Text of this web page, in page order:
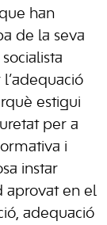
han
de la seva
estigui
per a
i
instar
aprovat en el
adequació